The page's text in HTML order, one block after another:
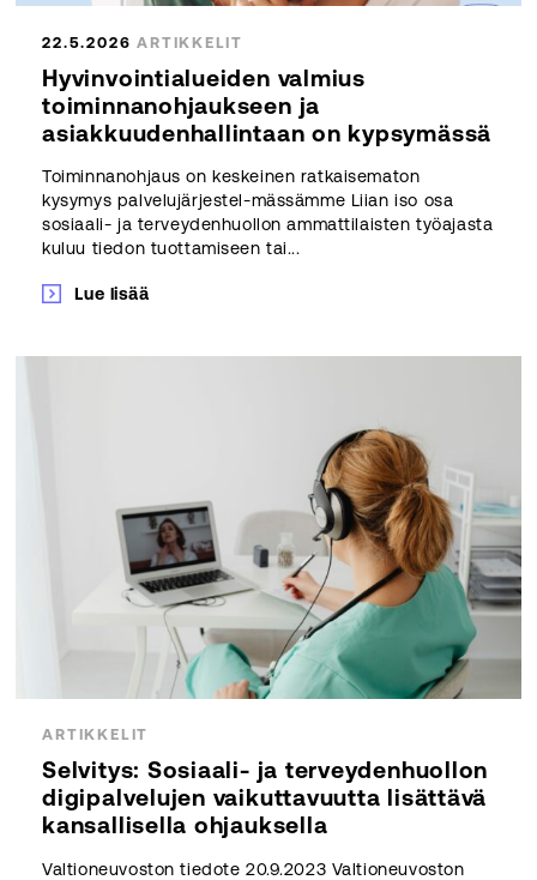
22.5.2026 ARTIKKELIT
Hyvinvointialueiden valmius
toiminnanohjaukseen ja
asiakkuudenhallintaan on kypsymässä
Toiminnanohjaus on keskeinen ratkaisematon
kysymys palvelujärjestel-mässämme Liian iso osa
sosiaali- ja terveydenhuollon ammattilaisten työajasta
kuluu tiedon tuottamiseen tai...
Lue lisää
ARTIKKELIT
Selvitys: Sosiaali- ja terveydenhuollon
digipalvelujen vaikuttavuutta lisättävä
kansallisella ohjauksella
Valtioneuvoston tiedote 20.9.2023 Valtioneuvoston